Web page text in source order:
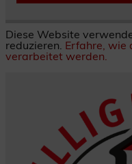
Diese Website
reduzieren. Erfahre, wie
verarbeitet werden.